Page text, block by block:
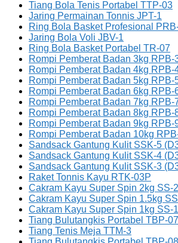
Tiang Bola Tenis Portabel TTP-03
Jaring Permainan Tonnis JPT-1
Ring Bola Basket Profesional
Jaring Bola Voli JBV-1
Ring Bola Basket Portabel TR-07
Rompi Pemberat Badan 3kg RPB-
Rompi Pemberat Badan 4kg RPB-
Rompi Pemberat Badan 5kg RPB-
Rompi Pemberat Badan 6kg RPB-
Rompi Pemberat Badan 7kg RPB-
Rompi Pemberat Badan 8kg RPB-
Rompi Pemberat Badan 9kg RPB-
Rompi Pemberat Badan 10kg
Sandsack Gantung Kulit SSK-5
Sandsack Gantung Kulit SSK-4
Sandsack Gantung Kulit SSK-3
Raket Tonnis Kayu RTK-03P
Cakram Kayu Super Spin 2kg SS-
Cakram Kayu Super Spin 1.5kg
Cakram Kayu Super Spin 1kg SS-
Tiang Bulutangkis Portabel TBP-07
Tiang Tenis Meja TTM-3